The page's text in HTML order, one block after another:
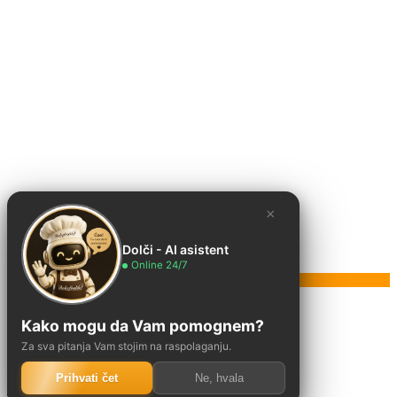
×
Dolči - AI asistent
Online 24/7
Kako mogu da Vam pomognem?
Za sva pitanja Vam stojim na raspolaganju.
Prihvati čet Ne, hvala